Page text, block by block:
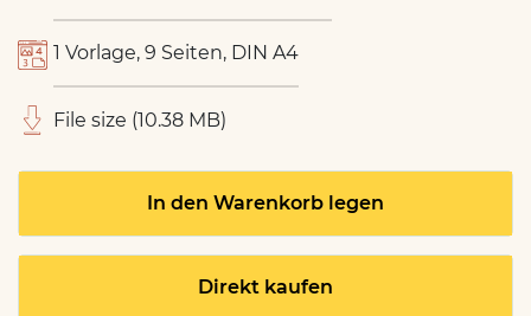
1 Vorlage, 9 Seiten, DIN A4
File size (10.38 MB)
In den Warenkorb legen
Direkt kaufen